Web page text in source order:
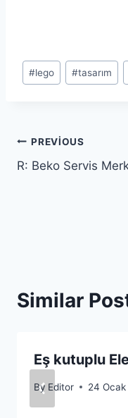
Post
Tags:
#lego #tasarım
Yazı
gezinmesi
PREVIOUS
R: Beko Servis
Similar
Eş kutuplu
By Editor 24 Ocak